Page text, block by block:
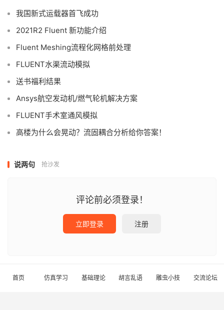
我国新式运载器首飞成功
2021R2 Fluent 新功能介绍
Fluent Meshing流程化网格前处理
FLUENT水渠流动模拟
送书福利结果
Ansys航空发动机/燃气轮机解决方案
FLUENT手术室通风模拟
高楼为什么会晃动？流固耦合分析给你答案！
说两句 抢沙发
评论前必须登录！
立即登录 注册
首页 仿真学习 基础理论 胡言乱语 雕虫小技 交流论坛